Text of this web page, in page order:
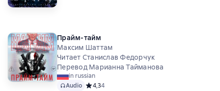
Прайм-тайм
Максим Шаттам
Читает Станислав Федорчук
Перевод Марианна Тайманова
in russian
Audio Средний рейтинг 4,3 на основе 4 оценок
4,34